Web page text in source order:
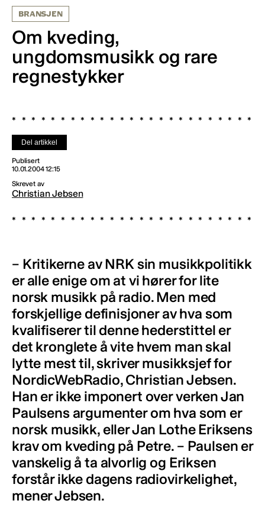
BRANSJEN
Om kveding,
ungdomsmusikk og rare
regnestykker
Del artikkel
Publisert
10.01.2004 12:15
Skrevet av
Christian Jebsen
– Kritikerne av NRK sin musikkpolitikk
er alle enige om at vi hører for lite
norsk musikk på radio. Men med
forskjellige definisjoner av hva som
kvalifiserer til denne hederstittel er
det kronglete å vite hvem man skal
lytte mest til, skriver musikksjef for
NordicWebRadio, Christian Jebsen.
Han er ikke imponert over verken Jan
Paulsens argumenter om hva som er
norsk musikk, eller Jan Lothe Eriksens
krav om kveding på Petre. – Paulsen er
vanskelig å ta alvorlig og Eriksen
forstår ikke dagens radiovirkelighet,
mener Jebsen.